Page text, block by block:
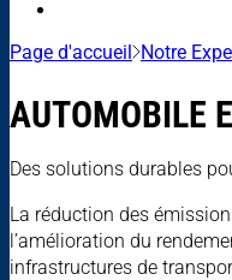
Page d'accueil Notre
AUTOMOBILE
Des solutions durables
La réduction des
l’amélioration du
infrastructures de